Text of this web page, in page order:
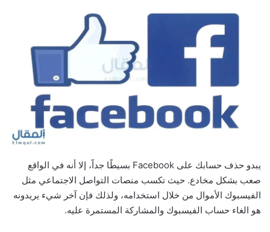
يبدو حذف حسابك على Facebook بسيطًا جداً، إلا أنه في الواقع
صعب بشكل مخادع. حيث تكسب منصات التواصل الاجتماعي مثل
الفيسبوك الأموال من خلال استخدامه، ولذلك فإن آخر شيء يريدونه
هو الغاء حساب الفيسبوك والمشاركة المستمرة عليه.